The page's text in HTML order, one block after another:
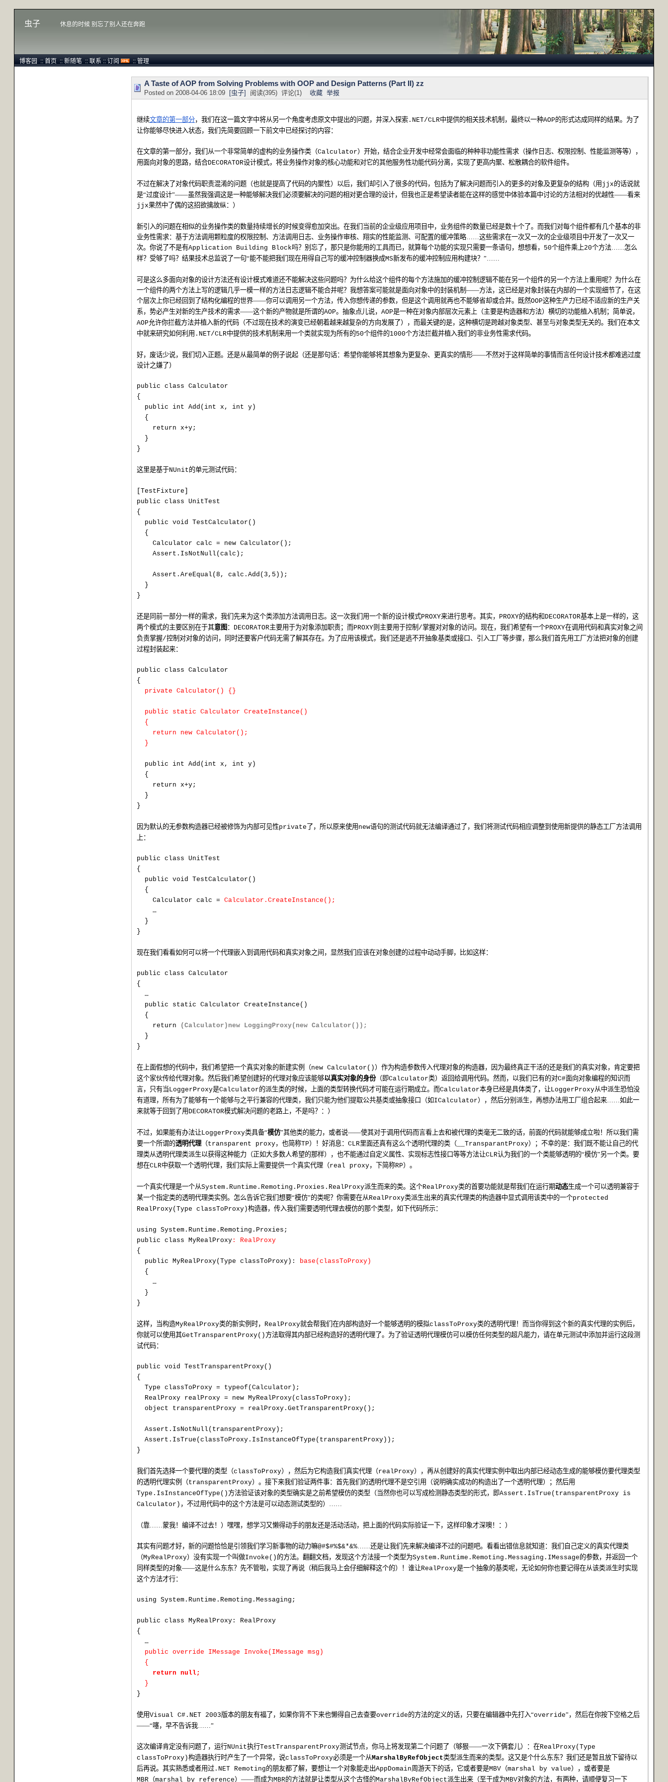
虫子 休息的时候 别忘了别人还在奔跑
博客园::首页::新随笔::联系::订阅 ::管理
A Taste of AOP from Solving Problems with OOP and Design Patterns (Part II) zz
Posted on 2008-04-06 18:09 [虫子] 阅读(395) 评论(1) 收藏 举报
继续文章的第一部分，我们在这一篇文字中将从另一个角度考虑原文中提出的问题，并深入探索 .NET/CLR中提供的相关技术机制，最终以一种AOP的形式达成同样的结果。为了
让你能够尽快进入状态，我们先简要回顾一下前文中已经探讨的内容：
在文章的第一部分，我们从一个非常简单的虚构的业务操作类（Calculator）开始，结合企业开发中经常会面临的种种非功能性需求（操作日志、权限控制、性能监测等等），
用面向对象的思路，结合DECORATOR设计模式，将业务操作对象的核心功能和对它的其他服务性功能代码分离，实现了更高内聚、松散耦合的软件组件。
不过在解决了对象代码职责混淆的问题（也就是提高了代码的内聚性）以后，我们却引入了很多的代码，包括为了解决问题而引入的更多的对象及更复杂的结构（用 jjx的话说就
是“过度设计”——虽然我强调这是一种能够解决我们必须要解决的问题的相对更合理的设计，但我也正是希望读者能在这样的感觉中体验本篇中讨论的方法相对的优越性——看来
jjx果然中了偶的这招欲擒故纵：）
新引入的问题在相似的业务操作类的数量持续增长的时候变得愈加突出。在我们当前的企业级应用项目中，业务组件的数量已经是数十个了。而我们对每个组件都有几个基本的非
业务性需求：基于方法调用颗粒度的权限控制、方法调用日志、业务操作审核、翔实的性能监测、可配置的缓冲策略……这些需求在一次又一次的企业级项目中开发了一次又一
次。你说了不是有Application Building Block吗？别忘了，那只是你能用的工具而已，就算每个功能的实现只需要一条语句，想想看， 50个组件乘上20个方法……怎么
样？受够了吗？结果技术总监说了一句“能不能把我们现在用得自己写的缓冲控制器换成MS新发布的缓冲控制应用构建块？”……
可是这么多面向对象的设计方法还有设计模式难道还不能解决这些问题吗？为什么给这个组件的每个方法施加的缓冲控制逻辑不能在另一个组件的另一个方法上重用呢？为什么在
一个组件的两个方法上写的逻辑几乎一模一样的方法日志逻辑不能合并呢？我想答案可能就是面向对象中的封装机制——方法，这已经是对象封装在内部的一个实现细节了，在这
个层次上你已经回到了结构化编程的世界——你可以调用另一个方法，传入你想传递的参数，但是这个调用就再也不能够省却或合并。既然OOP这种生产力已经不适应新的生产关
系，势必产生对新的生产技术的需求——这个新的产物就是所谓的AOP。抽象点儿说， AOP是一种在对象内部层次元素上（主要是构造器和方法）横切的功能植入机制；简单说，
AOP允许你拦截方法并植入新的代码（不过现在技术的演变已经朝着越来越复杂的方向发展了），而最关键的是，这种横切是跨越对象类型、甚至与对象类型无关的。我们在本文
中就来研究如何利用 .NET/CLR中提供的技术机制来用一个类就实现为所有的50个组件的1000个方法拦截并植入我们的非业务性需求代码。
好，废话少说，我们切入正题。还是从最简单的例子说起（还是那句话：希望你能够将其想象为更复杂、更真实的情形——不然对于这样简单的事情而言任何设计技术都难逃过度
设计之嫌了）
public class Calculator
{
public int Add(int x, int y)
{
return x+y;
}
}
这里是基于NUnit的单元测试代码：
[TestFixture]
public class UnitTest
{
public void TestCalculator()
{
Calculator calc = new Calculator();
Assert.IsNotNull(calc);
Assert.AreEqual(8, calc.Add(3,5));
}
}
还是同前一部分一样的需求，我们先来为这个类添加方法调用日志。这一次我们用一个新的设计模式PROXY来进行思考。其实， PROXY的结构和 DECORATOR基本上是一样的，这
两个模式的主要区别在于其意图 ： DECORATOR主要用于为对象添加职责；而PROXY则主要用于控制 /掌握对对象的访问。现在，我们希望有一个PROXY在调用代码和真实对象之间
负责掌握/控制对对象的访问，同时还要客户代码无需了解其存在。为了应用该模式，我们还是逃不开抽象基类或接口、引入工厂等步骤，那么我们首先用工厂方法把对象的创建
过程封装起来：
public class Calculator
{
private Calculator() {}
public static Calculator CreateInstance()
{
return new Calculator();
}
public int Add(int x, int y)
{
return x+y;
}
}
因为默认的无参数构造器已经被修饰为内部可见性private 了，所以原来使用 new语句的测试代码就无法编译通过了，我们将测试代码相应调整到使用新提供的静态工厂方法调用
上：
public class UnitTest
{
public void TestCalculator()
{
Calculator calc = Calculator.CreateInstance();
…
}
}
现在我们看看如何可以将一个代理嵌入到调用代码和真实对象之间，显然我们应该在对象创建的过程中动动手脚，比如这样：
public class Calculator
{
…
public static Calculator CreateInstance()
{
return
(Calculator)new LoggingProxy(new Calculator());
}
}
在上面假想的代码中，我们希望把一个真实对象的新建实例（new Calculator() ）作为构造参数传入代理对象的构造器，因为最终真正干活的还是我们的真实对象，肯定要把
这个家伙传给代理对象。然后我们希望创建好的代理对象应该能够以真实对象的身份（即Calculator类）返回给调用代码。然而，以我们已有的对C#面向对象编程的知识而
言，只有当LoggerProxy是Calculator的派生类的时候，上面的类型转换代码才可能在运行期成立。而Calculator本身已经是具体类了，让LoggerProxy从中派生恐怕没
有道理，所有为了能够有一个能够与之平行兼容的代理类，我们只能为他们提取公共基类或抽象接口（如ICalculator），然后分别派生，再想办法用工厂组合起来……如此一
来就等于回到了用 DECORATOR模式解决问题的老路上，不是吗？：）
不过，如果能有办法让LoggerProxy类具备“模仿”其他类的能力，或者说——使其对于调用代码而言看上去和被代理的类毫无二致的话，前面的代码就能够成立啦！所以我们需
要一个所谓的透明代理（transparent proxy，也简称TP）！好消息： CLR里面还真有这么个透明代理的类（ __TransparantProxy）；不幸的是：我们既不能让自己的代
理类从透明代理类派生以获得这种能力（正如大多数人希望的那样），也不能通过自定义属性、实现标志性接口等等方法让CLR认为我们的一个类能够透明的“模仿”另一个类。要
想在CLR中获取一个透明代理，我们实际上需要提供一个真实代理（real proxy，下简称RP）。
一个真实代理是一个从System.Runtime.Remoting.Proxies.RealProxy派生而来的类。这个RealProxy类的首要功能就是帮我们在运行期动态生成一个可以透明兼容于
某一个指定类的透明代理类实例。怎么告诉它我们想要“模仿”的类呢？你需要在从RealProxy类派生出来的真实代理类的构造器中显式调用该类中的一个protected
RealProxy(Type classToProxy)构造器，传入我们需要透明代理去模仿的那个类型，如下代码所示：
using System.Runtime.Remoting.Proxies;
public class MyRealProxy : RealProxy
{
public MyRealProxy(Type classToProxy): base(classToProxy)
{
…
}
}
这样，当构造MyRealProxy类的新实例时， RealProxy就会帮我们在内部构造好一个能够透明的模拟classToProxy类的透明代理！而当你得到这个新的真实代理的实例后，
你就可以使用其GetTransparentProxy()方法取得其内部已经构造好的透明代理了。为了验证透明代理模仿可以模仿任何类型的超凡能力，请在单元测试中添加并运行这段测
试代码：
public void TestTransparentProxy()
{
Type classToProxy = typeof(Calculator);
RealProxy realProxy = new MyRealProxy(classToProxy);
object transparentProxy = realProxy.GetTransparentProxy();
Assert.IsNotNull(transparentProxy);
Assert.IsTrue(classToProxy.IsInstanceOfType(transparentProxy));
}
我们首先选择一个要代理的类型（classToProxy），然后为它构造我们真实代理（realProxy），再从创建好的真实代理实例中取出内部已经动态生成的能够模仿要代理类型
的透明代理实例（transparentProxy）。接下来我们验证两件事：首先我们的透明代理不是空引用（说明确实成功的构造出了一个透明代理）；然后用
Type.IsInstanceOfType()方法验证该对象的类型确实是之前希望模仿的类型（当然你也可以写成检测静态类型的形式，即Assert.IsTrue(transparentProxy is
Calculator) ，不过用代码中的这个方法是可以动态测试类型的）……
（靠……蒙我！编译不过去！）嘿嘿，想学习又懒得动手的朋友还是活动活动，把上面的代码实际验证一下，这样印象才深噢！：）
其实有问题才好，新的问题恰恰是引领我们学习新事物的动力嘛@#$#%$&*&%……还是让我们先来解决编译不过的问题吧。看看出错信息就知道：我们自己定义的真实代理类
（MyRealProxy）没有实现一个叫做Invoke() 的方法。翻翻文档，发现这个方法接一个类型为System.Runtime.Remoting.Messaging.IMessage的参数，并返回一个
同样类型的对象——这是什么东东？先不管啦，实现了再说（稍后我马上会仔细解释这个的）！谁让RealProxy是一个抽象的基类呢，无论如何你也要记得在从该类派生时实现
这个方法才行：
using System.Runtime.Remoting.Messaging;
public class MyRealProxy: RealProxy
{
…
public override IMessage Invoke(IMessage msg)
{
return null;
}
}
使用Visual C#.NET 2003版本的朋友有福了，如果你背不下来也懒得自己去查要override的方法的定义的话，只要在编辑器中先打入“override”，然后在你按下空格之后
——“噻，早不告诉我……”
这次编译肯定没有问题了，运行NUnit执行TestTransparentProxy测试节点，你马上将发现第二个问题了（够狠——一次下俩套儿）：在RealProxy(Type
classToProxy)构造器执行时产生了一个异常，说classToProxy必须是一个从MarshalByRefObject类型派生而来的类型。这又是个什么东东？我们还是暂且放下留待以
后再说。其实熟悉或者用过 .NET Remoting的朋友都了解，要想让一个对象能走出AppDomain周游天下的话，它或者要是MBV （marshal by value），或者要是
MBR （marshal by reference）——而成为MBR的方法就是让类型从这个古怪的MarshalByRefObject派生出来（至于成为MBV对象的方法，有两种，请顺便复习一下